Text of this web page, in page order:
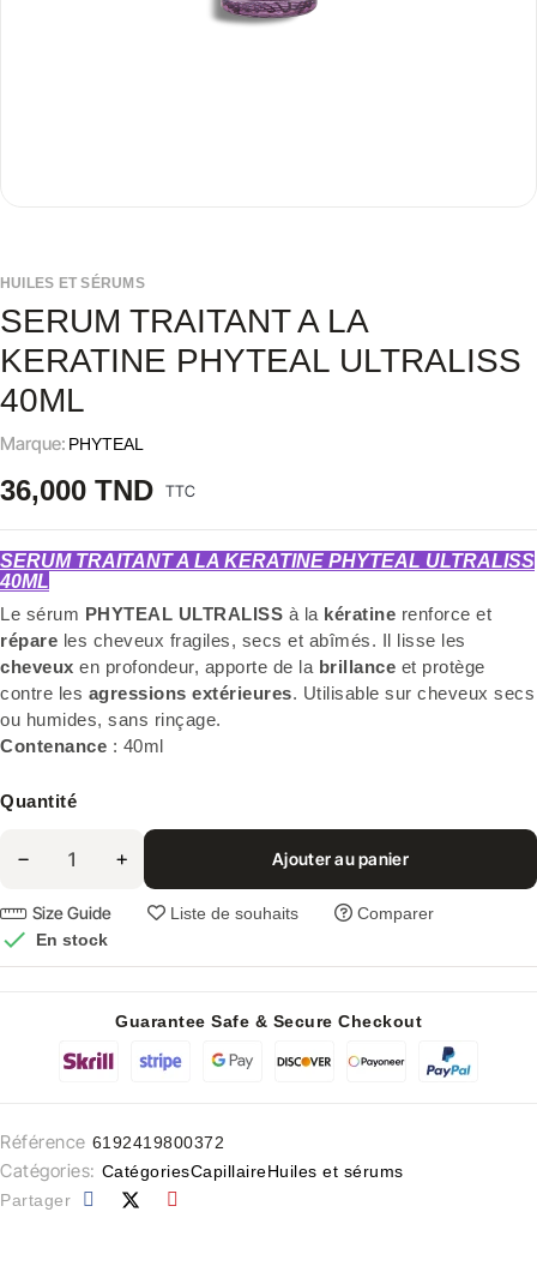
HUILES ET SÉRUMS
SERUM TRAITANT A LA
KERATINE PHYTEAL ULTRALISS
40ML
Marque: PHYTEAL
36,000 TND TTC
SERUM TRAITANT A LA KERATINE PHYTEAL ULTRALISS
40ML
Le sérum PHYTEAL ULTRALISS à la kératine renforce et
répare les cheveux fragiles, secs et abîmés. Il lisse les
cheveux en profondeur, apporte de la brillance et protège
contre les agressions extérieures. Utilisable sur cheveux secs
ou humides, sans rinçage.
Contenance : 40ml
Quantité
Ajouter au panier
Size Guide Liste de souhaits Comparer
 En stock
Guarantee Safe & Secure Checkout
Référence 6192419800372
Catégories: CatégoriesCapillaireHuiles et sérums
Partager